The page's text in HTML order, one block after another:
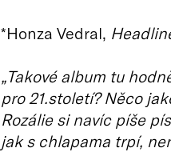
*Honza Vedral,
„Takové album tu
pro 21.století? Něco
Rozálie si navíc píše
jak s chlapama trpí,